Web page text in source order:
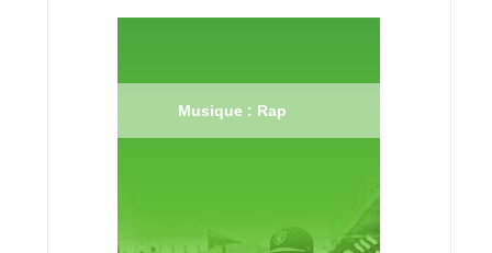
Musique : Rap